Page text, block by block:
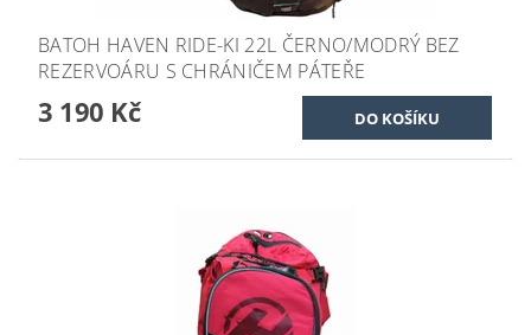
BATOH HAVEN RIDE-KI 22L ČERNO/MODRÝ BEZ
REZERVOÁRU S CHRÁNIČEM PÁTEŘE
3 190 Kč